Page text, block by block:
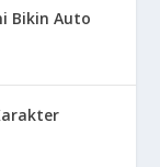
Bikin Auto